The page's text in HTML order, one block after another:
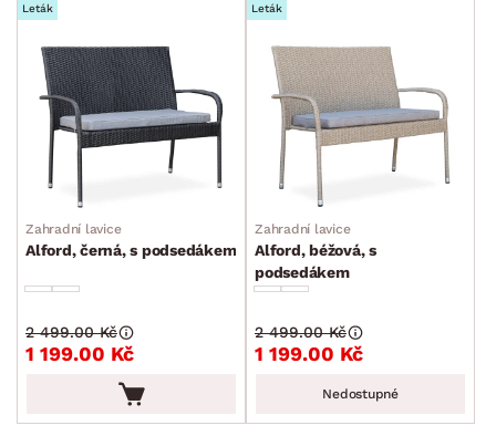
Leták
Zahradní lavice
Alford, černá, s podsedákem
1 199.00 Kč
2 499.00 Kč
Leták
Zahradní lavice
Alford, béžová, s
podsedákem
1 199.00 Kč
2 499.00 Kč
Nedostupné